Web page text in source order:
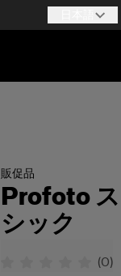
販促品
Profoto
シック
(0)